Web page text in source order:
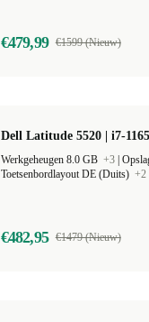
€479,99 €1599 (Nieuw)
Dell Latitude 5520 | i7-
Werkgeheugen 8.0 GB +3
Toetsenbordlayout DE (Duits) +2
€482,95 €1479 (Nieuw)